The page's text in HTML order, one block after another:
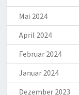
Mai 2024
April 2024
Februar 2024
Januar 2024
Dezember 2023